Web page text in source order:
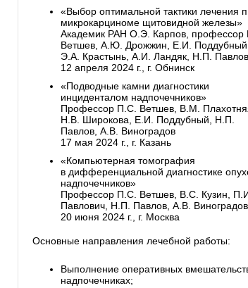
«Выбор оптимальной тактики лечения
микрокарциноме щитовидной железы»
Академик РАН О.Э. Карпов, профессор
Ветшев, А.Ю. Дрожжин, Е.И.
Э.А. Крастынь, А.И. Ландяк, Н.П. Павлов
12 апреля 2024 г., г. Обнинск
«Подводные камни диагностики
инциденталом надпочечников»
Профессор П.С. Ветшев, В.М.
Н.В. Широкова, Е.И. Поддубный, Н.П.
Павлов, А.В. Виноградов
17 мая 2024 г., г. Казань
«Компьютерная томография
в дифференциальной диагностике
надпочечников»
Профессор П.С. Ветшев, В.С. Кузин,
Павлович, Н.П. Павлов, А.В. Виноградов
20 июня 2024 г., г. Москва
Основные направления лечебной работы:
Выполнение оперативных
надпочечниках;